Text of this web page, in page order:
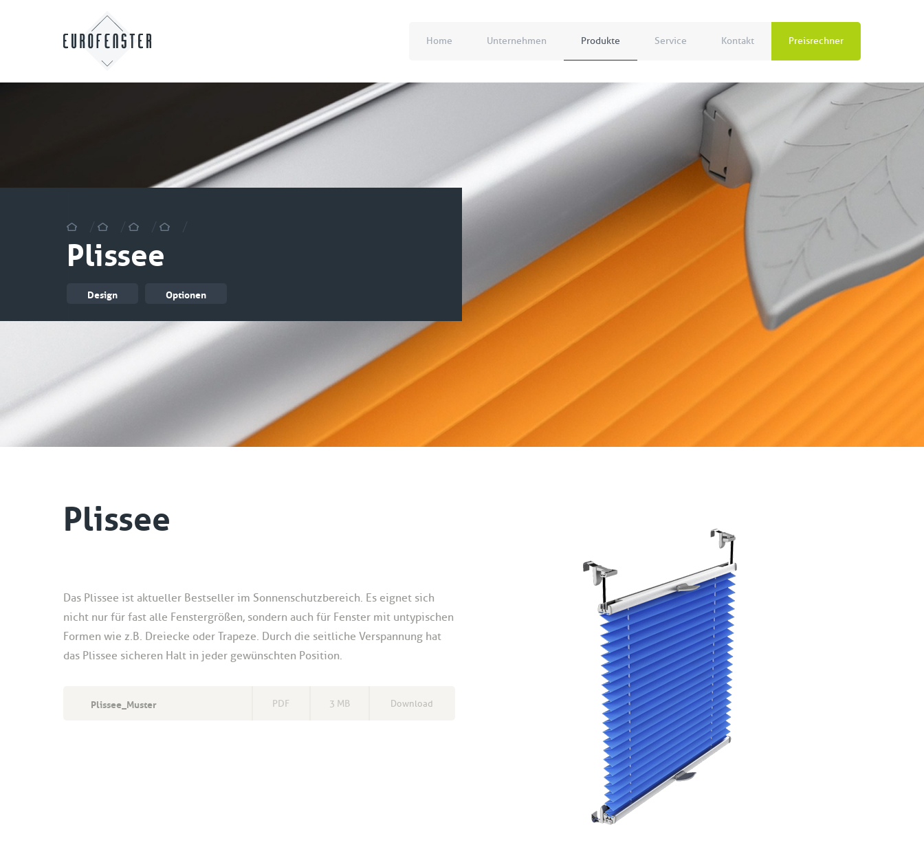
Home Unternehmen Produkte Service Kontakt Preisrechner
/ / / /
Plissee
Design Optionen
Plissee
Das Plissee ist aktueller Bestseller im Sonnenschutzbereich. Es eignet sich
nicht nur für fast alle Fenstergrößen, sondern auch für Fenster mit untypischen
Formen wie z.B. Dreiecke oder Trapeze. Durch die seitliche Verspannung hat
das Plissee sicheren Halt in jeder gewünschten Position.
Plissee_Muster PDF 3 MB Download